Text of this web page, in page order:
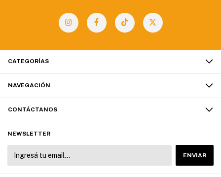
CATEGORÍAS
NAVEGACIÓN
CONTÁCTANOS
NEWSLETTER